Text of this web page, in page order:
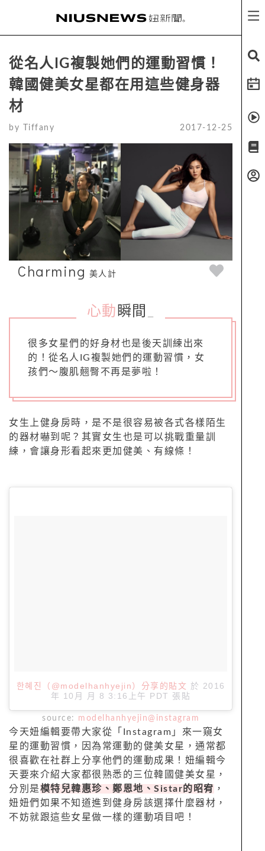
從名人IG複製她們的運動習慣！
韓國健美女星都在用這些健身器
材
by Tiffany 2017-12-25
Charming 美人計
心動 瞬間
很多女星們的好身材也是後天訓練出來
的！從名人IG複製她們的運動習慣，女
孩們～腹肌翹臀不再是夢啦！
女生上健身房時，是不是很容易被各式各樣陌生
的器材嚇到呢？其實女生也是可以挑戰重量訓
練，會讓身形看起來更加健美、有線條！
한혜진（@modelhanhyejin）分享的貼文 於 2016
年 10月 月 8 3:16上午 PDT 張貼
source: modelhanhyejin@instagram
今天妞編輯要帶大家從「Instagram」來一窺女
星的運動習慣，因為常運動的健美女星，通常都
很喜歡在社群上分享他們的運動成果！妞編輯今
天要來介紹大家都很熟悉的三位韓國健美女星，
分別是模特兒韓惠珍、鄭恩地、Sistar的昭宥 ，
妞妞們如果不知道進到健身房該選擇什麼器材，
不妨就跟這些女星做一樣的運動項目吧！